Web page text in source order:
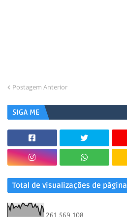
Postagem Anterior
SIGA ME
Total de visualizações de página
261,569,108